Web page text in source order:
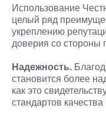
Использование
целый ряд
укреплению
доверия со стороны
Надежность.
становится более
как это
стандартов